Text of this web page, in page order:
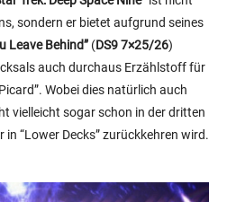
sondern er bietet aufgrund seines
Leave Behind” (DS9 7×25/26)
auch durchaus Erzählstoff für
Wobei dies natürlich auch
vielleicht sogar schon in der dritten
“Lower Decks” zurückkehren wird.